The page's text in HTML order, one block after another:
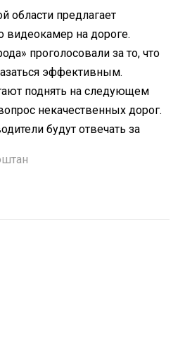
области предлагает
видеокамер на дороге.
проголосовали за то, что
эффективным.
поднять на следующем
некачественных дорог.
будут отвечать за